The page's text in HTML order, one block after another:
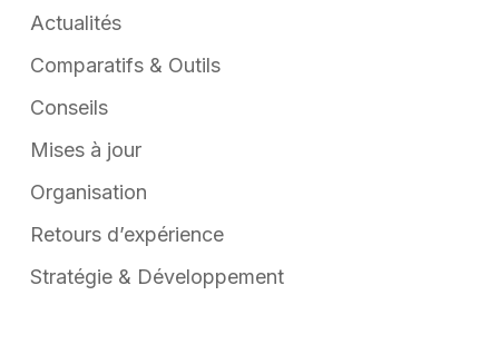
Actualités
Comparatifs & Outils
Conseils
Mises à jour
Organisation
Retours d’expérience
Stratégie & Développement